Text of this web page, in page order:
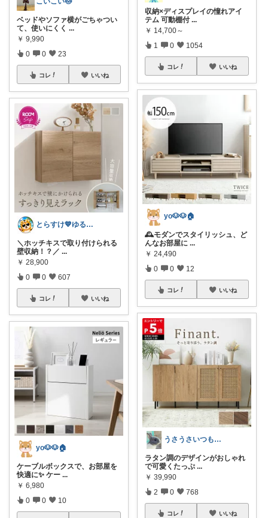
ベッドやソファ横がごちゃつい
て、使いにくく ...
￥ 9,990
0 0 23
コレ いいね
とらすけ💙ゆるミニマリストの愛用品
＼ホッチキスで取り付けられる
壁収納！？／ ...
￥ 28,900
0 0 607
コレ いいね
yo🐶🐶🏠
ケーブルボックスで、お部屋を
快適に✨ ケー ...
￥ 6,980
0 0 10
収納×ディスプレイの憧れアイ
テム 可動棚付 ...
￥ 14,700～
1 0 1054
コレ いいね
yo🐶🐶🏠
🕰️モダンでスタイリッシュ、ど
んなお部屋に ...
￥ 24,490
0 0 12
コレ いいね
うさうさいつもご訪問ありがとうです🐰✨
ラタン調のデザインがおしゃれ
で可愛くたっぷ ...
￥ 39,990
2 0 768
コレ いいね